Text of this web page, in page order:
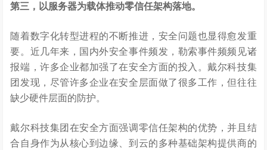
第三，以服务器为载体推动零信任架构落地。
随着数字化转型进程的不断推进，安全问题也显得愈发重
要。近几年来，国内外安全事件频发，勒索事件频频见诸
报端，许多企业都加强了在安全方面的投入。戴尔科技集
团发现，尽管许多企业在安全层面做了很多工作，但往往
缺少硬件层面的防护。
戴尔科技集团在安全方面强调零信任架构的优势，并且结
合自身作为从核心到边缘、到云的多种基础架构提供商的